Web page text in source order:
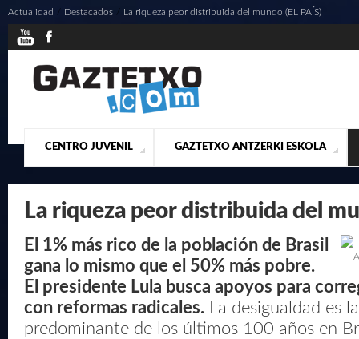
CENTRO JUVENIL
¿QUIENES SOMOS? ACTUALIDAD CONTACTO
GAZTETXO ANTZERKI ESKOLA
PRESENTACIÓN MUSICALES
Actualidad / Destacados La riqueza peor distribuida del mundo (EL PAÍS)
La riqueza peor distribuida del
El 1% más rico de la población de Brasil
gana lo mismo que el 50% más pobre.
El presidente Lula busca apoyos para
con reformas radicales. La desigualdad es
predominante de los últimos 100 años en